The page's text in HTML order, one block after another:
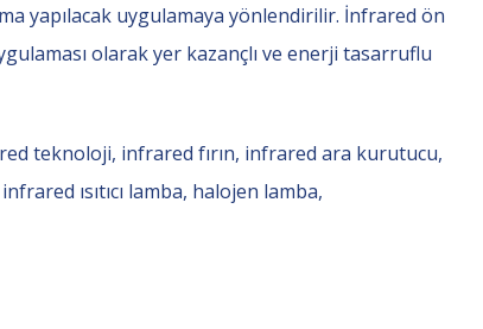
yapılacak uygulamaya yönlendirilir. İnfrared ön
olarak yer kazançlı ve enerji tasarruflu
teknoloji, infrared fırın, infrared ara kurutucu,
ısıtıcı lamba, halojen lamba,